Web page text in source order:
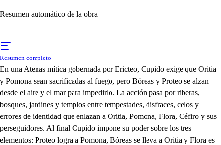
Resumen automático de la obra
Resumen completo
En una Atenas mítica gobernada por Ericteo, Cupido exige que Oritia
y Pomona sean sacrificadas al fuego, pero Bóreas y Proteo se alzan
desde el aire y el mar para impedirlo. La acción pasa por riberas,
bosques, jardines y templos entre tempestades, disfraces, celos y
errores de identidad que enlazan a Oritia, Pomona, Flora, Céfiro y sus
perseguidores. Al final Cupido impone su poder sobre los tres
elementos: Proteo logra a Pomona, Bóreas se lleva a Oritia y Flora es